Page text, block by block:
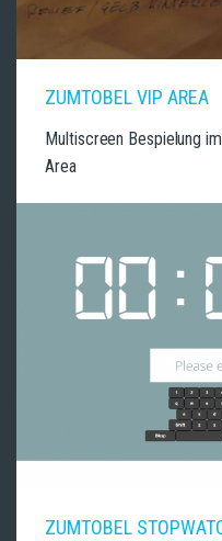
ZUMTOBEL VIP AREA
Multiscreen Bespielung
Area
ZUMTOBEL